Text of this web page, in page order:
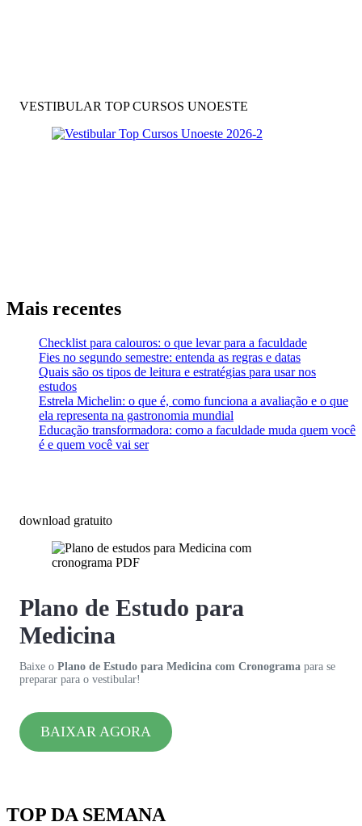
VESTIBULAR TOP CURSOS UNOESTE
Mais recentes
Checklist para calouros: o que levar para a faculdade
Fies no segundo semestre: entenda as regras e datas
Quais são os tipos de leitura e estratégias para usar nos
estudos
Estrela Michelin: o que é, como funciona a avaliação e o que
ela representa na gastronomia mundial
Educação transformadora: como a faculdade muda quem você
é e quem você vai ser
download gratuito
Plano de Estudo para
Medicina
Baixe o Plano de Estudo para Medicina com Cronograma para se
preparar para o vestibular!
BAIXAR AGORA
TOP DA SEMANA